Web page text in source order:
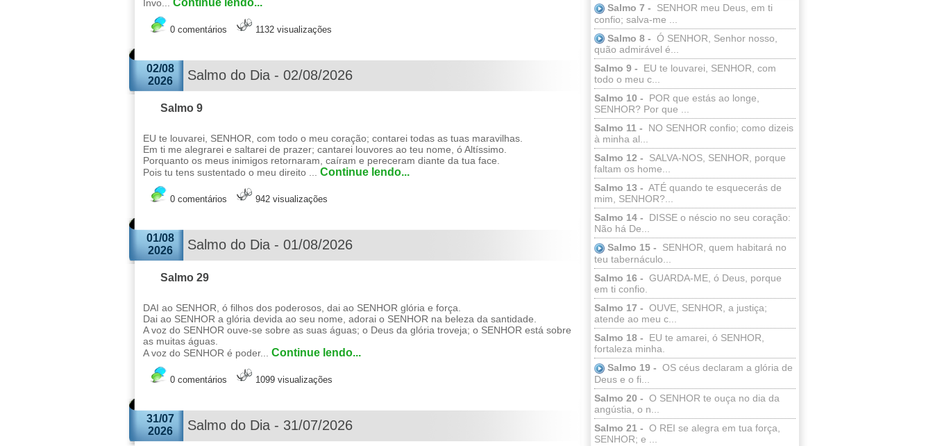
Salmo 7 -
SENHOR meu Deus, em ti
confio; salva-me ...
Salmo 8 - Ó SENHOR, Senhor nosso,
quão admirável é...
Salmo 9 -
EU te louvarei, SENHOR, com
todo o meu c...
Salmo 10 -
POR que estás ao longe,
SENHOR? Por que ...
Salmo 11 -
NO SENHOR confio; como dizeis
à minha al...
Salmo 12 -
SALVA-NOS, SENHOR, porque
faltam os home...
Salmo 13 - ATÉ quando te esquecerás de
mim, SENHOR?...
Salmo 14 -
DISSE o néscio no seu coração:
Não há De...
Salmo 15 -
SENHOR, quem habitará no
teu tabernáculo...
Salmo 16 - GUARDA-ME, ó Deus, porque
em ti confio.
Salmo 17 - OUVE, SENHOR, a justiça;
atende ao meu c...
Salmo 18 -
EU te amarei, ó SENHOR,
fortaleza minha.
Salmo 19 - OS céus declaram a glória de
Deus e o fi...
Salmo 20 - O SENHOR te ouça no dia da
angústia, o n...
Salmo 21 - O REI se alegra em tua força,
SENHOR; e ...
Invo... Continue lendo...
0 comentários 1132 visualizações
02/08
2026
Salmo do Dia - 02/08/2026
Salmo 9
EU te louvarei, SENHOR, com todo o meu coração; contarei todas as tuas maravilhas.
Em ti me alegrarei e saltarei de prazer; cantarei louvores ao teu nome, ó Altíssimo.
Porquanto os meus inimigos retornaram, caíram e pereceram diante da tua face.
Pois tu tens sustentado o meu direito ... Continue lendo...
0 comentários 942 visualizações
01/08
2026
Salmo do Dia - 01/08/2026
Salmo 29
DAI ao SENHOR, ó filhos dos poderosos, dai ao SENHOR glória e força.
Dai ao SENHOR a glória devida ao seu nome, adorai o SENHOR na beleza da santidade.
A voz do SENHOR ouve-se sobre as suas águas; o Deus da glória troveja; o SENHOR está sobre
as muitas águas.
A voz do SENHOR é poder... Continue lendo...
0 comentários 1099 visualizações
31/07
2026
Salmo do Dia - 31/07/2026